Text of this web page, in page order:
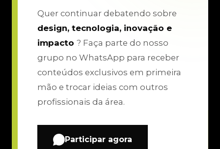
Quer continuar debatendo sobre
design, tecnologia, inovação e
impacto ? Faça parte do nosso
grupo no WhatsApp para receber
conteúdos exclusivos em primeira
mão e trocar ideias com outros
profissionais da área.
Participar agora